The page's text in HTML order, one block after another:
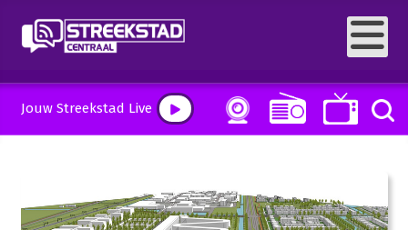
Jouw Streekstad Live